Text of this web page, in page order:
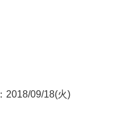
：2018/09/18(火)